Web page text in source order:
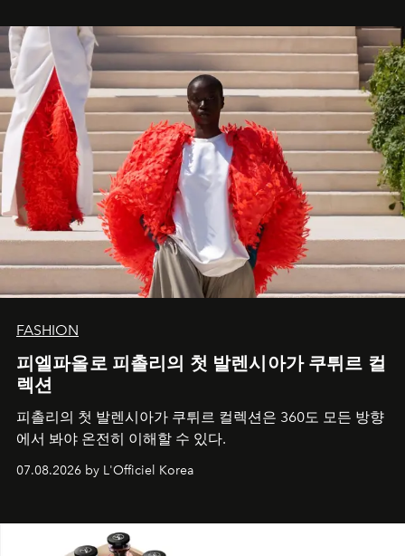
FASHION
피엘파올로 피촐리의 첫 발렌시아가 쿠튀르 컬
렉션
피촐리의 첫 발렌시아가 쿠튀르 컬렉션은 360도 모든 방향
에서 봐야 온전히 이해할 수 있다.
07.08.2026 by L'Officiel Korea